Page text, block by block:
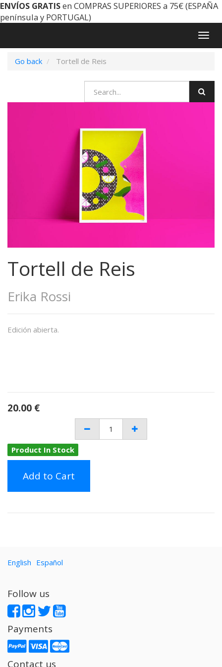
ENVÍOS GRATISen COMPRAS SUPERIORES a 75€ (ESPAÑA
península y PORTUGAL)
Go back
Tortell de Reis
Tortell de Reis
Erika Rossi
Edición abierta.
20.00 €
Product In Stock
Add to Cart
English Español
Follow us
Payments
Contact us